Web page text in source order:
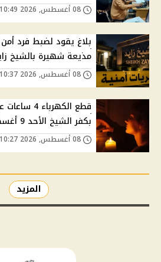
بلاغ يقود لضبط فرد
مذيعة شهيرة بالشيخ
بكفر الشيخ الأحد 9 أغسطس
المزيد